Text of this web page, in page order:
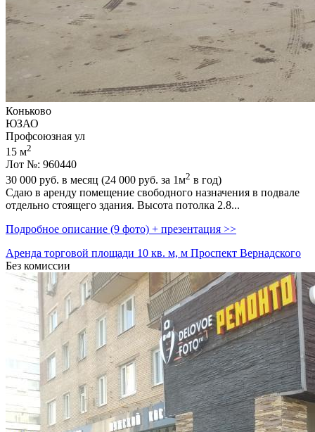
Коньково
ЮЗАО
Профсоюзная ул
15 м2
Лот №: 960440
30 000 руб. в месяц (24 000 руб. за 1м2 в год)
Сдаю в аренду помещение свободного назначения в подвале
отдельно стоящего здания. Высота потолка 2.8...
Подробное описание (9 фото) + презентация >>
Аренда торговой площади 10 кв. м, м Проспект Вернадского
Без комиссии